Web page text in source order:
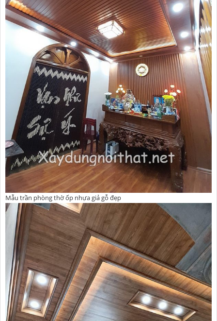
Mẫu trần phòng thờ ốp nhựa giả gỗ đẹp